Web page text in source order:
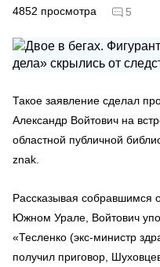
4852 просмотра 5
Такое заявление сделал
Александр Войтович на
областной публичной
znak.
Рассказывая собравшимся
Южном Урале, Войтович
«Тесленко (экс-министр
получил приговор,